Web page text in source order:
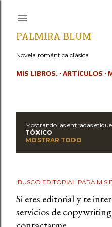
PALMIRA BLUM
Novela romántica clásica
MIS LIBROS. ARTÍCULOS
n
r
a
Mostrando las entradas
TÓXICO
MOSTRAR TODO
¡BUSCO EDITORIAL PARA MIS
Si eres editorial y te
servicios de